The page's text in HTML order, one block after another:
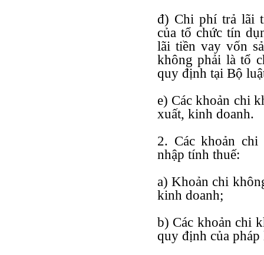
đ) Chi phí trả lãi
của tổ chức tín
lãi tiền vay vốn
không phải là tổ
quy định tại Bộ
e) Các khoản chi
xuất, kinh doanh.
2. Các khoản
nhập tính thuế:
a) Khoản chi
kinh doanh;
b) Các khoản chi
quy định của pháp